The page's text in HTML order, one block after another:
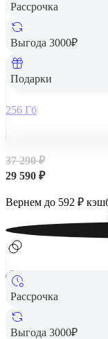
Рассрочка
Выгода 3000₽
Подарки
Samsung
256 Гб
37 290 ₽
29 590 ₽
Вернем до 592 ₽
Рассрочка
Выгода 3000₽
Samsung Galaxy
256 Гб